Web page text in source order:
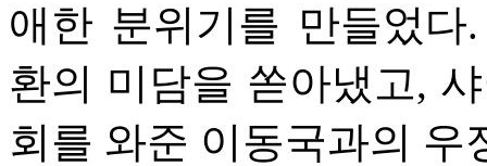
애한 분위기를 만들었
환의 미담을 쏟아냈고,
회를 와준 이동국과의 우